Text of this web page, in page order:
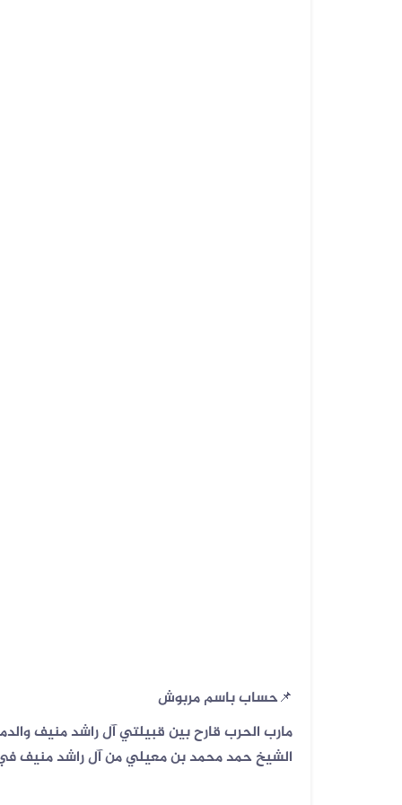
📌حساب باسم مربوش
مارب الحرب قارح بين قبيلتي آل راشد منيف
الشيخ حمد محمد بن معيلي من آل راشد منيف